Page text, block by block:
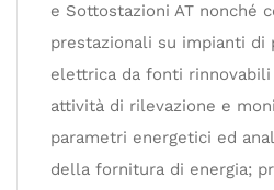
e Sottostazioni AT nonché
prestazionali su impianti di
elettrica da fonti
attività di rilevazione e
parametri energetici ed
della fornitura di energia;